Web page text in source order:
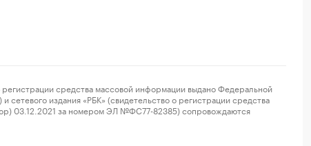
средства массовой информации выдано Федеральной
издания «РБК» (свидетельство о регистрации средства
03.12.2021 за номером ЭЛ №ФС77-82385) сопровождаются